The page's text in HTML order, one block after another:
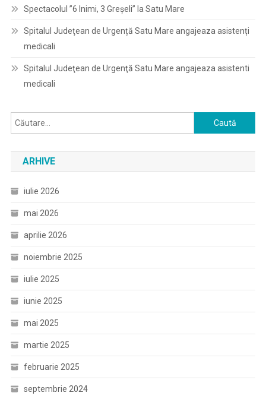
Spectacolul ”6 Inimi, 3 Greșeli” la Satu Mare
Spitalul Judeţean de Urgență Satu Mare angajeaza asistenți
medicali
Spitalul Judeţean de Urgenţă Satu Mare angajeaza asistenti
medicali
Caută
după:
ARHIVE
iulie 2026
mai 2026
aprilie 2026
noiembrie 2025
iulie 2025
iunie 2025
mai 2025
martie 2025
februarie 2025
septembrie 2024